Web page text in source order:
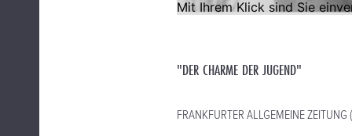
"DER CHARME DER JUGEND"
FRANKFURTER ALLGEMEINE ZEITUNG